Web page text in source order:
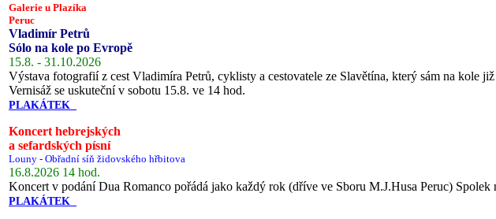
Galerie u Plazíka
Peruc
Vladimír Petrů
Sólo na kole po Evropě
15.8. - 31.10.2026
Výstava fotografií z cest Vladimíra Petrů, cyklisty a cestovatele ze Slavětína, který sám na kole
Vernisáž se uskuteční v sobotu 15.8. ve 14 hod.
PLAKÁTEK
Koncert hebrejských
a sefardských písní
Louny - Obřadní síň židovského hřbitova
16.8.2026 14 hod.
Koncert v podání Dua Romanco pořádá jako každý rok (dříve ve Sboru M.J.Husa Peruc) Spolek
PLAKÁTEK